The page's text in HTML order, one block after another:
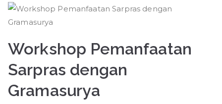
Workshop Pemanfaatan
Sarpras dengan
Gramasurya